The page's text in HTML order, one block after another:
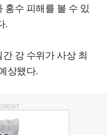
홍수 피해를 볼 수 있
.
강 수위가 사상 최
상됐다.